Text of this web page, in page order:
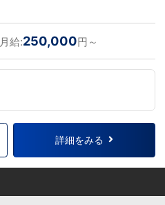
月給:250,000円～
詳細をみる